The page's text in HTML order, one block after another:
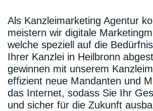
Als Kanzleimarketing Agentur
meistern wir digitale
welche speziell auf die
Ihrer Kanzlei in Heilbronn
gewinnen mit unserem
effizient neue Mandanten und
das Internet, sodass Sie Ihr
und sicher für die Zukunft